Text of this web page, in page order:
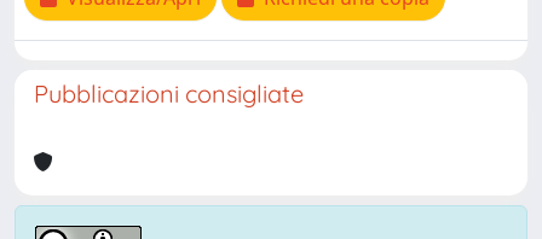
Pubblicazioni consigliate